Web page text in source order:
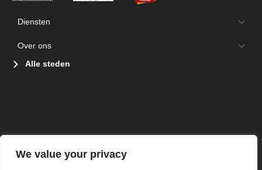
We value your privacy
Diensten
Over ons
Alle steden